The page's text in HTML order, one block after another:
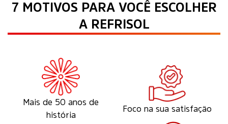
7 MOTIVOS PARA VOCÊ ESCOLHER
A REFRISOL
Mais de 50 anos de
história
Foco na sua satisfação